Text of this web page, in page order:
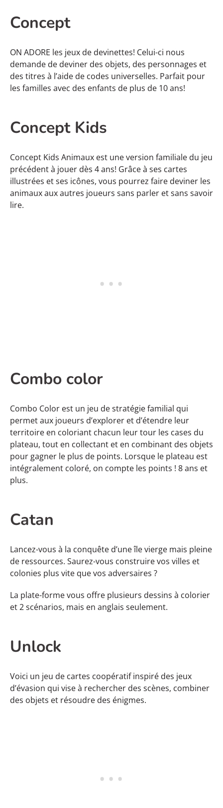
Concept
ON ADORE les jeux de devinettes! Celui-ci nous
demande de deviner des objets, des personnages et
des titres à l’aide de codes universelles. Parfait pour
les familles avec des enfants de plus de 10 ans!
Concept Kids
Concept Kids Animaux est une version familiale du jeu
précédent à jouer dès 4 ans! Grâce à ses cartes
illustrées et ses icônes, vous pourrez faire deviner les
animaux aux autres joueurs sans parler et sans savoir
lire.
Combo color
Combo Color est un jeu de stratégie familial qui
permet aux joueurs d’explorer et d’étendre leur
territoire en coloriant chacun leur tour les cases du
plateau, tout en collectant et en combinant des objets
pour gagner le plus de points. Lorsque le plateau est
intégralement coloré, on compte les points ! 8 ans et
plus.
Catan
Lancez-vous à la conquête d’une île vierge mais pleine
de ressources. Saurez-vous construire vos villes et
colonies plus vite que vos adversaires ?
La plate-forme vous offre plusieurs dessins à colorier
et 2 scénarios, mais en anglais seulement.
Unlock
Voici un jeu de cartes coopératif inspiré des jeux
d’évasion qui vise à rechercher des scènes, combiner
des objets et résoudre des énigmes.